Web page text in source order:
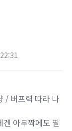
/ 버프력 따라 나
아무짝에도 필